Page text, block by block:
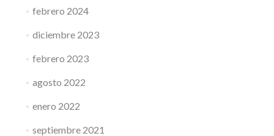
febrero 2024
diciembre 2023
febrero 2023
agosto 2022
enero 2022
septiembre 2021